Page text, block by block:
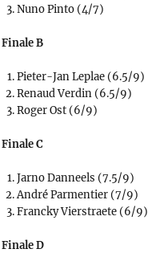
Nuno Pinto (4/7)
Finale B
Pieter-Jan Leplae (6.5/9)
Renaud Verdin (6.5/9)
Roger Ost (6/9)
Finale C
Jarno Danneels (7.5/9)
André Parmentier (7/9)
Francky Vierstraete (6/9)
Finale D